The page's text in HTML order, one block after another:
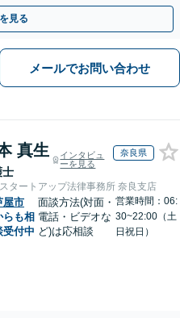
談無料】
見る
メールでお問い合わせ
真生
士
インタビュ
ーを見る
奈良県
タートアップ法律事務所 奈良支店
屋市
らも相
受付中
面談方法(対面・
電話・ビデオな
ど)は応相談
営業時間：06:
30~22:00（土
日祝日）